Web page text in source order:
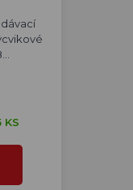
KS